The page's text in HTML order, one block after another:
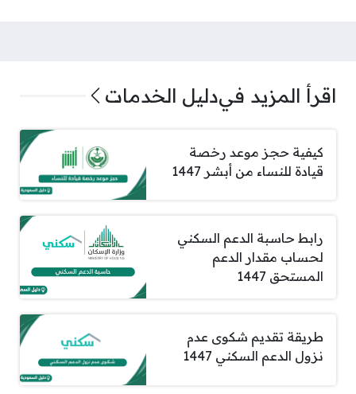
اقرأ المزيد فيدليل الخدمات
كيفية حجز موعد رخصة
قيادة للنساء من أبشر 1447
رابط حاسبة الدعم السكني
لحساب مقدار الدعم
المستحق 1447
طريقة تقديم شكوى عدم
نزول الدعم السكني 1447